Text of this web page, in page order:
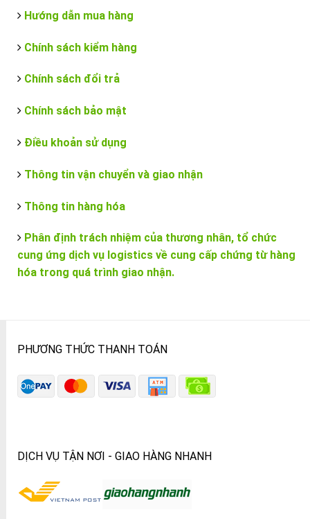
Hướng dẫn mua hàng
Chính sách kiểm hàng
Chính sách đổi trả
Chính sách bảo mật
Điều khoản sử dụng
Thông tin vận chuyển và giao nhận
Thông tin hàng hóa
Phân định trách nhiệm của thương nhân, tổ chức
cung ứng dịch vụ logistics về cung cấp chứng từ hàng
hóa trong quá trình giao nhận.
PHƯƠNG THỨC THANH TOÁN
DỊCH VỤ TẬN NƠI - GIAO HÀNG NHANH